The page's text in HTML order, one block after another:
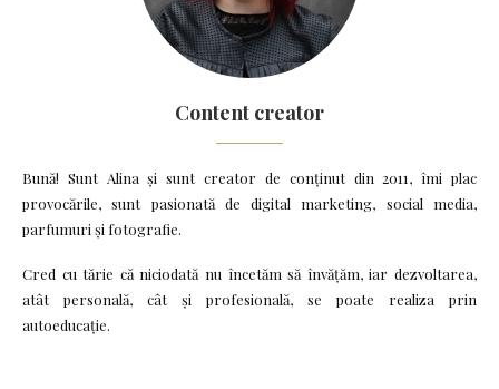
Content creator
Bună! Sunt Alina și sunt creator de conținut din 2011, îmi plac
provocările, sunt pasionată de digital marketing, social media,
parfumuri și fotografie.
Cred cu tărie că niciodată nu încetăm să învățăm, iar dezvoltarea,
atât personală, cât și profesională, se poate realiza prin
autoeducație.